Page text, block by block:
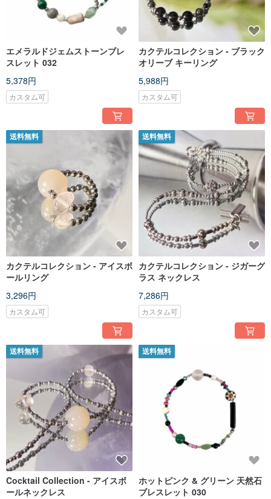
エメラルドジェムストーンブレ
スレット 032
5,378円
カスタム可
カクテルコレクション - ブラック
オリーブ キーリング
5,988円
カスタム可
送料無料
カクテルコレクション - アイスボ
ールリング
3,296円
カスタム可
送料無料
カクテルコレクション - ジガーグ
ラス ネックレス
7,286円
カスタム可
送料無料
Cocktail Collection - アイスボ
ールネックレス
送料無料
ホットピンク & グリーン 天然石
ブレスレット 030